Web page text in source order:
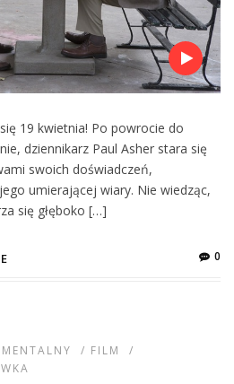
19 kwietnia! Po powrocie do
dziennikarz Paul Asher stara się
swoich doświadczeń,
umierającej wiary. Nie wiedząc,
się głęboko […]
0
/ FILM
/